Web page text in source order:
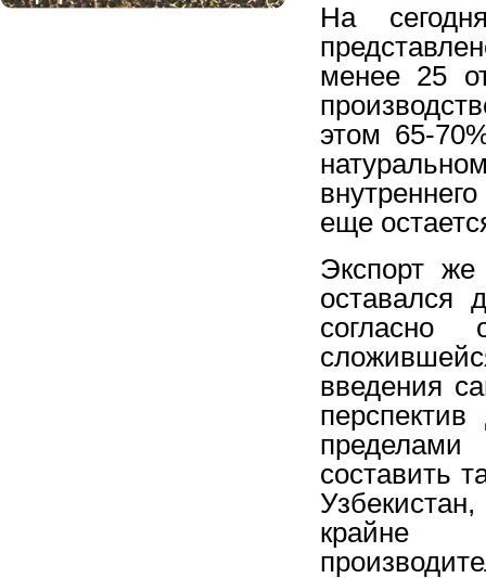
На
менее 25
этом 65-
еще
Экспорт же
оставался
согласно
введения
составить
крайне